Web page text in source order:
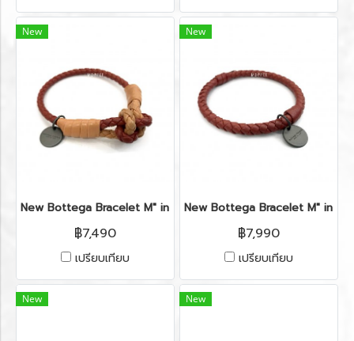
New
New Bottega Bracelet M" in Two Tone Leather RHW
฿7,490
เปรียบเทียบ
New
New Bottega Bracelet M" in
฿7,990
เปรียบเทียบ
New New